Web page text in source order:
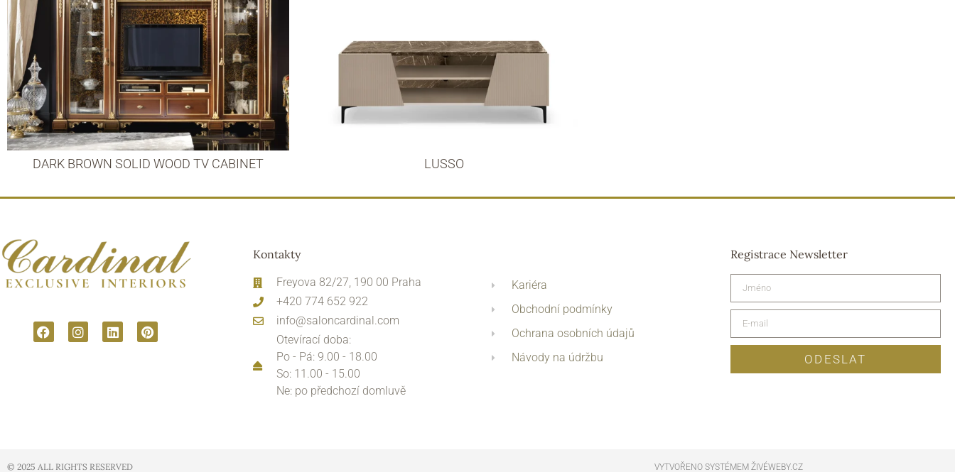
DARK BROWN SOLID WOOD TV CABINET LUSSO
Kontakty
Freyova 82/27, 190 00 Praha
+420 774 652 922
info@saloncardinal.com
Otevírací doba:
Po - Pá: 9.00 - 18.00
So: 11.00 - 15.00
Ne: po předchozí domluvě
Kariéra
Obchodní podmínky
Ochrana osobních údajů
Návody na údržbu
Registrace Newsletter
ODESLAT
© 2025 ALL RIGHTS RESERVED​ VYTVOŘENO SYSTÉMEM ŽIVÉWEBY.CZ